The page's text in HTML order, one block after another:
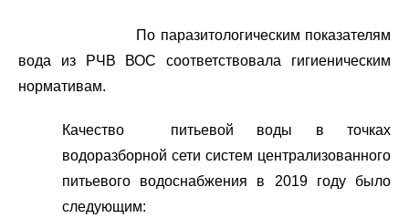
По паразитологическим показателям
вода из РЧВ ВОС соответствовала гигиеническим
нормативам.
Качество питьевой воды в точках
водоразборной сети систем централизованного
питьевого водоснабжения в 2019 году было
следующим: